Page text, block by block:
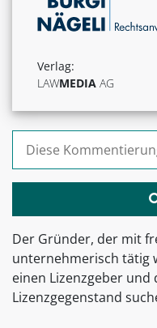
Verlag:
LAWMEDIA AG
Suchen nach:
Der Gründer, der mit
unternehmerisch tätig
einen Lizenzgeber und
Lizenzgegenstand